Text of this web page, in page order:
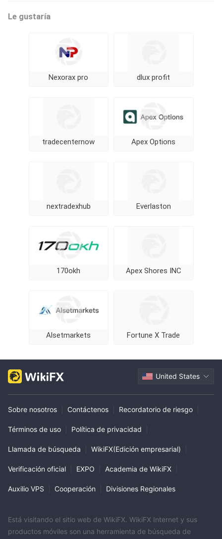
Le gustaría
Nexorax pro dlux profit
tradecenternow Apex Options
nextradexhub Everlaston
170okh Apex Shores INC
Alsetmarkets Fortune X Trade
United States
Sobre nosotros Contáctenos Recordatorio de riesgo
Términos de uso Política de privacidad
Llamada de búsqueda WikiFX(Edición empresarial)
Verificación oficial EXPO Academia de WikiFX
Auxilio VPS Cooperación Divisiones Regionales
Está visitando el sitio web de WikiFX. WikiFX Internet y sus
productos móviles son una herramienta de búsqueda de